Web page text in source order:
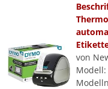
von
Modell: